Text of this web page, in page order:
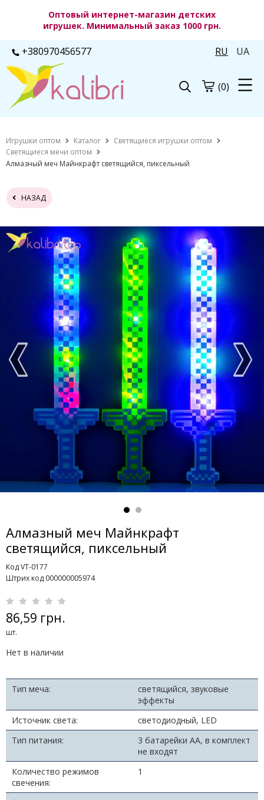
Оптовый интернет-магазин детских
игрушек. Минимальный заказ 1000 грн.
+380970456577 RU UA
(0)
Игрушки оптом Каталог
Светящиеся игрушки оптом
Светящиеся мечи оптом
Алмазный меч Майнкрафт светящийся, пиксельный
НАЗАД
Алмазный меч Майнкрафт
светящийся, пиксельный
Код VT-0177
Штрих код 000000005974
86,59 грн.
шт.
Нет в наличии
Тип меча:
светящийся, звуковые
эффекты
Источник света:
светодиодный, LED
Тип питания:
3 батарейки АА, в комплект
не входят
Количество режимов
свечения:
1